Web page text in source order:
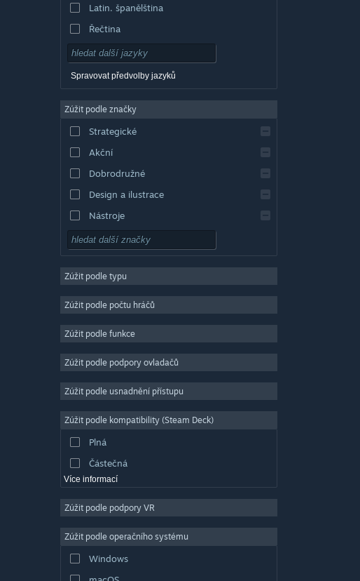
Latin. španělština
Řečtina
Spravovat předvolby jazyků
Zúžit podle značky
Strategické
Akční
Dobrodružné
Design a ilustrace
Nástroje
Free to play
Masivně multiplayerové
Nezávislé
Simulátory
Tvorba videí
Úprava fotografií
Zúžit podle typu
Zúžit podle počtu hráčů
Zúžit podle funkce
Zúžit podle podpory ovladačů
Zúžit podle usnadnění přístupu
Zúžit podle kompatibility (Steam Deck)
Plná
Částečná
Více informací
Zúžit podle podpory VR
Zúžit podle operačního systému
Windows